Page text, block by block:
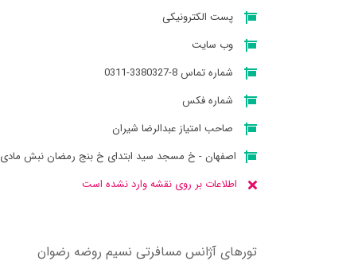
پست الکترونیکی
وب سایت
شماره تماس 8-3380327-0311
شماره فکس
صاحب امتیاز عبدالرضا شیران
اصفهان - خ مسجد سید ابتدای خ بنج رمضان نبش مادی ۶ ساختمان روضه رضوان
اطلاعات بر روی نقشه وارد نشده است
تورهای آژانس مسافرتی نسيم روضه رضوان